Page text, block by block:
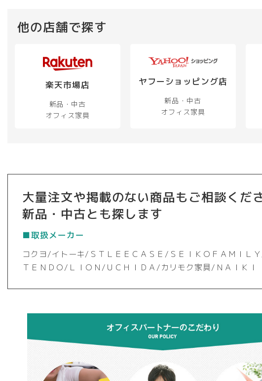
他の店舗で探す
楽天市場店
新品・中古
オフィス家具
ヤフーショッピング店
新品・中古
オフィス家具
大量注文や掲載のない商品もご相談くだ
新品・中古とも探します
■取扱メーカー
コクヨ/イトーキ/ＳＴＬＥＥＣＡＳＥ/ＳＥＩＫＯＦＡＭＩ
ＴＥＮＤＯ/ＬＩＯＮ/ＵＣＨＩＤＡ/カリモク家具/ＮＡＩＫ